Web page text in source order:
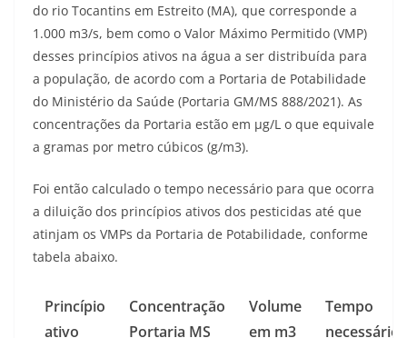
do rio Tocantins em Estreito (MA), que corresponde a
1.000 m3/s, bem como o Valor Máximo Permitido (VMP)
desses princípios ativos na água a ser distribuída para
a população, de acordo com a Portaria de Potabilidade
do Ministério da Saúde (Portaria GM/MS 888/2021). As
concentrações da Portaria estão em µg/L o que equivale
a gramas por metro cúbicos (g/m3).
Foi então calculado o tempo necessário para que ocorra
a diluição dos princípios ativos dos pesticidas até que
atinjam os VMPs da Portaria de Potabilidade, conforme
tabela abaixo.
Princípio
ativo
Concentração
Portaria MS
Volume
em m3
Tempo
necessário